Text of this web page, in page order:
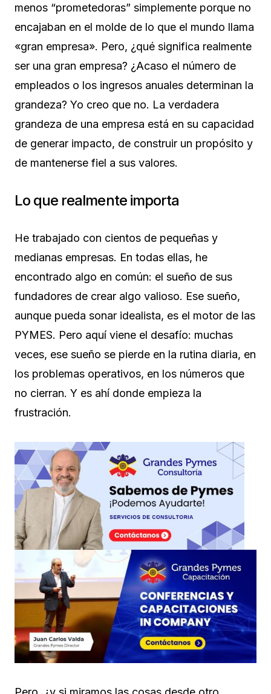
menos “prometedoras” simplemente porque no
encajaban en el molde de lo que el mundo llama
«gran empresa». Pero, ¿qué significa realmente
ser una gran empresa? ¿Acaso el número de
empleados o los ingresos anuales determinan la
grandeza? Yo creo que no. La verdadera
grandeza de una empresa está en su capacidad
de generar impacto, de construir un propósito y
de mantenerse fiel a sus valores.
Lo que realmente importa
He trabajado con cientos de pequeñas y
medianas empresas. En todas ellas, he
encontrado algo en común: el sueño de sus
fundadores de crear algo valioso. Ese sueño,
aunque pueda sonar idealista, es el motor de las
PYMES. Pero aquí viene el desafío: muchas
veces, ese sueño se pierde en la rutina diaria, en
los problemas operativos, en los números que
no cierran. Y es ahí donde empieza la
frustración.